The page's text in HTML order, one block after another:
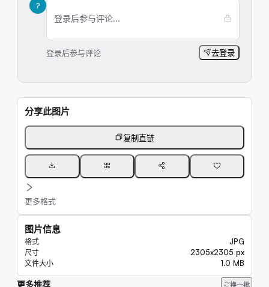
?
登录后参与评论...
登录后参与评论 去登录
分享此图片
复制直链
更多格式
图片信息
格式 JPG
尺寸 2305x2305 px
文件大小 1.0 MB
更多推荐 换一批
8.1K